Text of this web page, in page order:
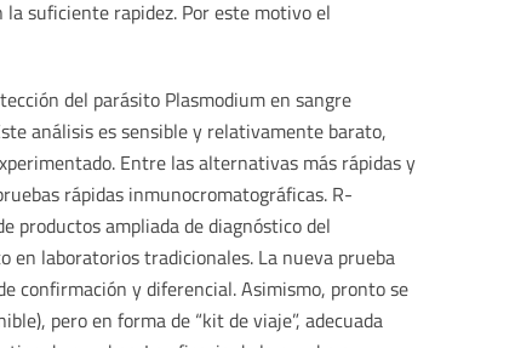
suficiente rapidez. Por este motivo el
del parásito Plasmodium en sangre
análisis es sensible y relativamente barato,
Entre las alternativas más rápidas y
rápidas inmunocromatográficas. R-
productos ampliada de diagnóstico del
en laboratorios tradicionales. La nueva prueba
confirmación y diferencial. Asimismo, pronto se
pero en forma de “kit de viaje”, adecuada